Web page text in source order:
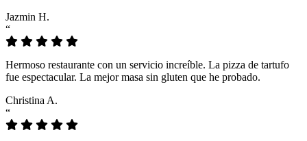
Jazmin H.
“
Hermoso restaurante con un servicio increíble. La pizza de tartufo
fue espectacular. La mejor masa sin gluten que he probado.
Christina A.
“